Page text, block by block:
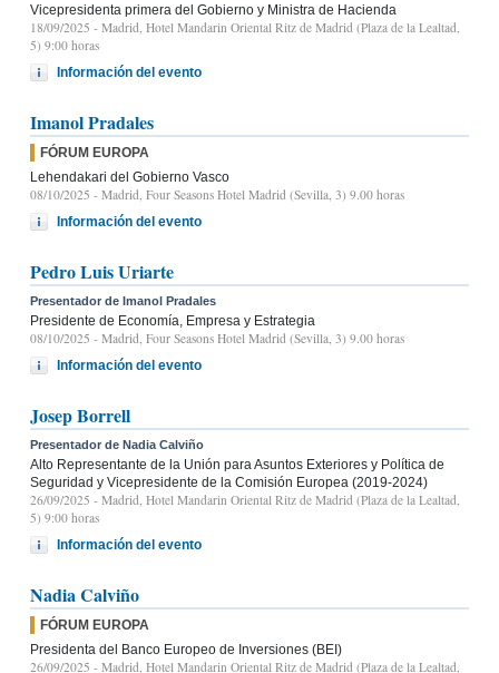
Vicepresidenta primera del Gobierno y Ministra de Hacienda
18/09/2025 - Madrid, Hotel Mandarin Oriental Ritz de Madrid (Plaza de la Lealtad,
5) 9:00 horas
Información del evento
Imanol Pradales
FÓRUM EUROPA
Lehendakari del Gobierno Vasco
08/10/2025 - Madrid, Four Seasons Hotel Madrid (Sevilla, 3) 9.00 horas
Información del evento
Pedro Luis Uriarte
Presentador de Imanol Pradales
Presidente de Economía, Empresa y Estrategia
08/10/2025 - Madrid, Four Seasons Hotel Madrid (Sevilla, 3) 9.00 horas
Información del evento
Josep Borrell
Presentador de Nadia Calviño
Alto Representante de la Unión para Asuntos Exteriores y Política de
Seguridad y Vicepresidente de la Comisión Europea (2019-2024)
26/09/2025 - Madrid, Hotel Mandarin Oriental Ritz de Madrid (Plaza de la Lealtad,
5) 9:00 horas
Información del evento
Nadia Calviño
FÓRUM EUROPA
Presidenta del Banco Europeo de Inversiones (BEI)
26/09/2025 - Madrid, Hotel Mandarin Oriental Ritz de Madrid (Plaza de la Lealtad,